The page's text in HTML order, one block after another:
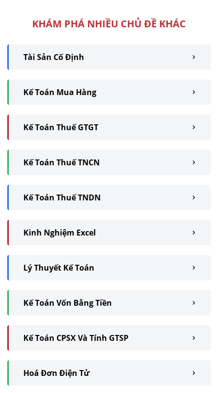
KHÁM PHÁ NHIỀU CHỦ ĐỀ KHÁC
Tài Sản Cố Định
Kế Toán Mua Hàng
Kế Toán Thuế GTGT
Kế Toán Thuế TNCN
Kế Toán Thuế TNDN
Kinh Nghiệm Excel
Lý Thuyết Kế Toán
Kế Toán Vốn Bằng Tiền
Kế Toán CPSX Và Tính GTSP
Hoá Đơn Điện Tử